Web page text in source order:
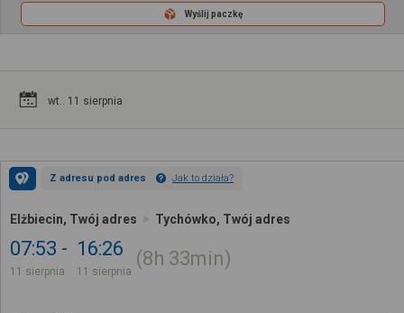
Wyślij paczkę
wt.. 11 sierpnia
Z adresu pod adres Jak to działa?
Elżbiecin, Twój adres Tychówko, Twój adres
07:53
11 sierpnia
16:26
11 sierpnia
8h 33min